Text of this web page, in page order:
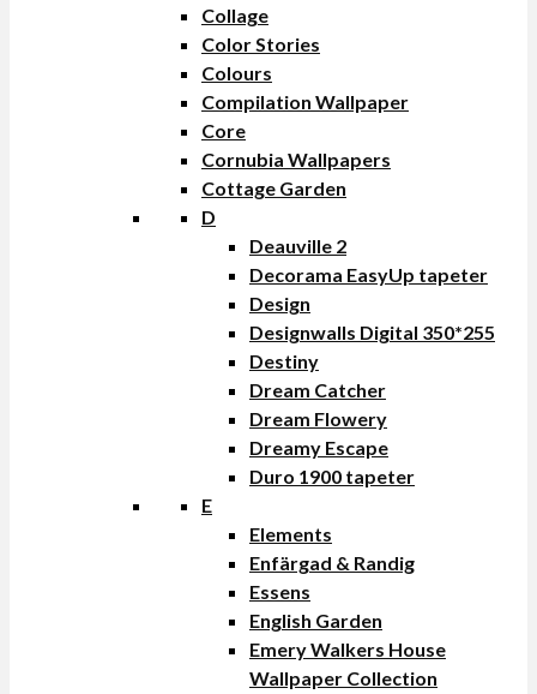
Collage
Color Stories
Colours
Compilation Wallpaper
Core
Cornubia Wallpapers
Cottage Garden
D
Deauville 2
Decorama EasyUp tapeter
Design
Designwalls Digital 350*255
Destiny
Dream Catcher
Dream Flowery
Dreamy Escape
Duro 1900 tapeter
E
Elements
Enfärgad & Randig
Essens
English Garden
Emery Walkers House
Wallpaper Collection